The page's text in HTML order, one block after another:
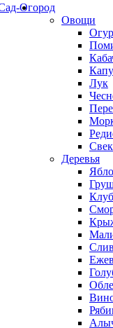
Огород
Овощи
Лук
Деревья